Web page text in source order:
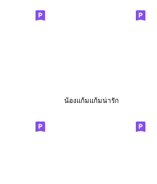
น้องแก้มแก้มน่ารัก